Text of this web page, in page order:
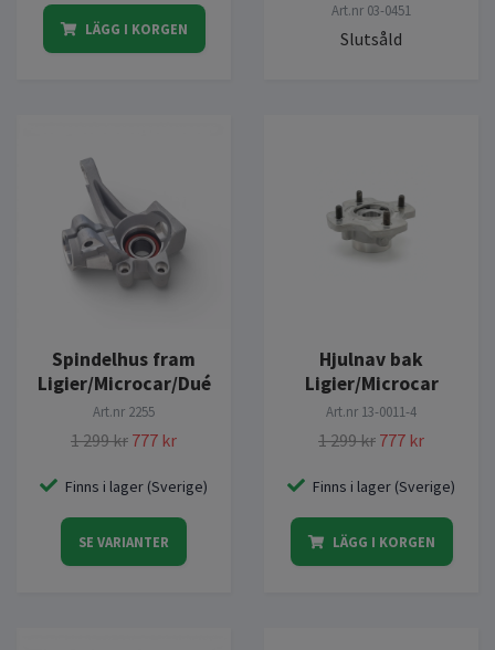
LÄGG I KORGEN
Art.nr 03-0451
Slutsåld
Spindelhus fram
Ligier/Microcar/Dué
Art.nr 2255
1 299 kr 777 kr
Finns i lager (Sverige)
SE VARIANTER
Hjulnav bak
Ligier/Microcar
Art.nr 13-0011-4
1 299 kr 777 kr
Finns i lager (Sverige)
LÄGG I KORGEN